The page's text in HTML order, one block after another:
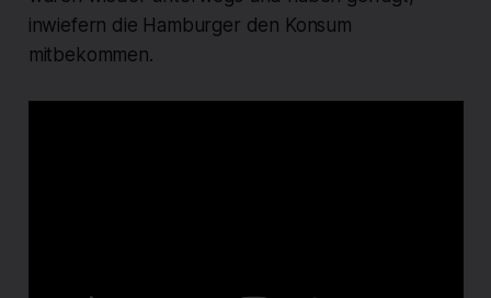
inwiefern die Hamburger den Konsum
mitbekommen.